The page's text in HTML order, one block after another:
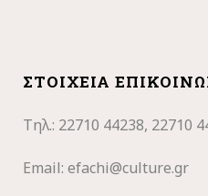
ΣΤΟΙΧΕΊΑ
Τηλ.: 22710 44238, 22710
Email: efachi@culture.gr